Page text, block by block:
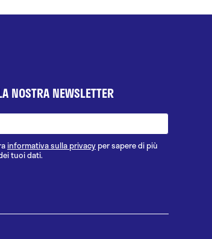
NOSTRA NEWSLETTER
informativa sulla privacy per sapere di più
tuoi dati.